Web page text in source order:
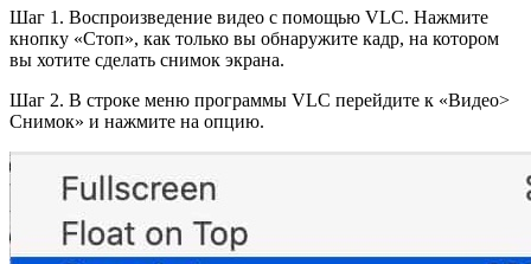
Шаг 1. Воспроизведение видео с помощью VLC. Нажмите
кнопку «Стоп», как только вы обнаружите кадр, на котором
вы хотите сделать снимок экрана.
Шаг 2. В строке меню программы VLC перейдите к «Видео>
Снимок» и нажмите на опцию.